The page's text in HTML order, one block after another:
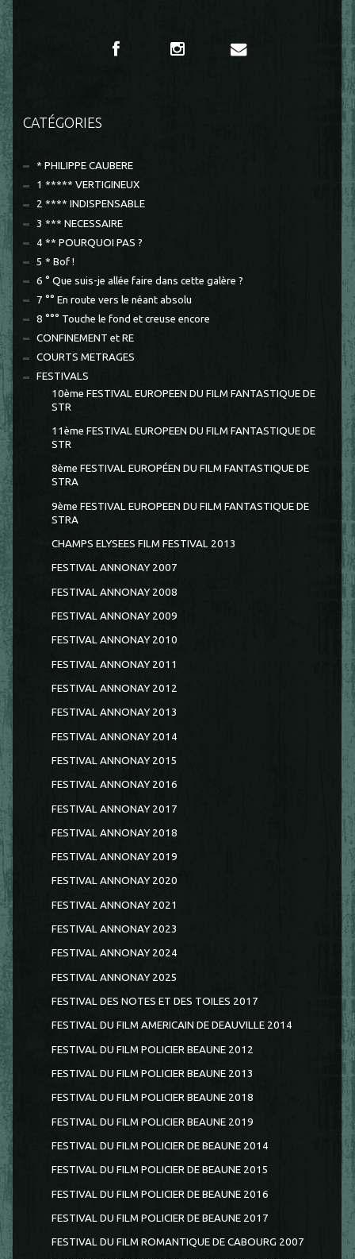
CATÉGORIES
* PHILIPPE CAUBERE
1 ***** VERTIGINEUX
2 **** INDISPENSABLE
3 *** NECESSAIRE
4 ** POURQUOI PAS ?
5 * Bof !
6 ° Que suis-je allée faire dans cette galère ?
7 °° En route vers le néant absolu
8 °°° Touche le fond et creuse encore
CONFINEMENT et RE
COURTS METRAGES
FESTIVALS
10ème FESTIVAL EUROPEEN DU FILM FANTASTIQUE DE
STR
11ème FESTIVAL EUROPEEN DU FILM FANTASTIQUE DE
STR
8ème FESTIVAL EUROPÉEN DU FILM FANTASTIQUE DE
STRA
9ème FESTIVAL EUROPEEN DU FILM FANTASTIQUE DE
STRA
CHAMPS ELYSEES FILM FESTIVAL 2013
FESTIVAL ANNONAY 2007
FESTIVAL ANNONAY 2008
FESTIVAL ANNONAY 2009
FESTIVAL ANNONAY 2010
FESTIVAL ANNONAY 2011
FESTIVAL ANNONAY 2012
FESTIVAL ANNONAY 2013
FESTIVAL ANNONAY 2014
FESTIVAL ANNONAY 2015
FESTIVAL ANNONAY 2016
FESTIVAL ANNONAY 2017
FESTIVAL ANNONAY 2018
FESTIVAL ANNONAY 2019
FESTIVAL ANNONAY 2020
FESTIVAL ANNONAY 2021
FESTIVAL ANNONAY 2023
FESTIVAL ANNONAY 2024
FESTIVAL ANNONAY 2025
FESTIVAL DES NOTES ET DES TOILES 2017
FESTIVAL DU FILM AMERICAIN DE DEAUVILLE 2014
FESTIVAL DU FILM POLICIER BEAUNE 2012
FESTIVAL DU FILM POLICIER BEAUNE 2013
FESTIVAL DU FILM POLICIER BEAUNE 2018
FESTIVAL DU FILM POLICIER BEAUNE 2019
FESTIVAL DU FILM POLICIER DE BEAUNE 2014
FESTIVAL DU FILM POLICIER DE BEAUNE 2015
FESTIVAL DU FILM POLICIER DE BEAUNE 2016
FESTIVAL DU FILM POLICIER DE BEAUNE 2017
FESTIVAL DU FILM ROMANTIQUE DE CABOURG 2007